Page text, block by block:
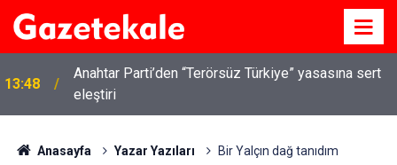
13:07
Kırıkkale’de hayvan hastalıklarına karşı denetimler
artırıldı
Anasayfa Yazar Yazıları Bir Yalçın dağ tanıdım